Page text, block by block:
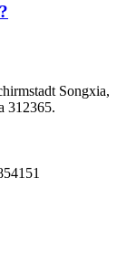
Songxia,
312365.